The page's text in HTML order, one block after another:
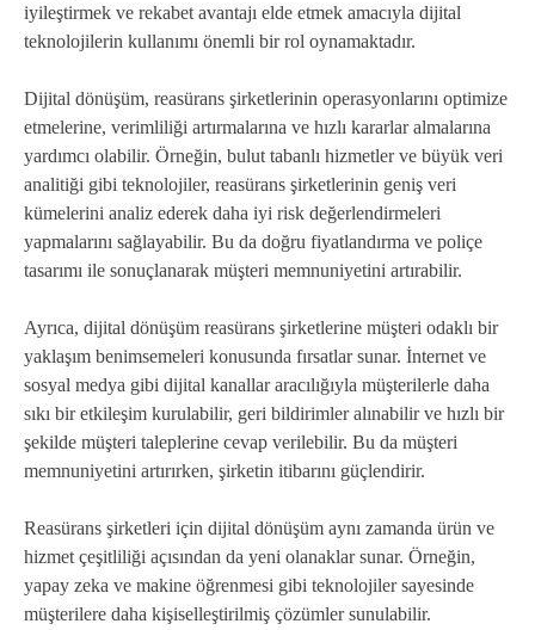
iyileştirmek ve rekabet avantajı elde etmek amacıyla dijital
teknolojilerin kullanımı önemli bir rol oynamaktadır.
Dijital dönüşüm, reasürans şirketlerinin operasyonlarını optimize
etmelerine, verimliliği artırmalarına ve hızlı kararlar almalarına
yardımcı olabilir. Örneğin, bulut tabanlı hizmetler ve büyük veri
analitiği gibi teknolojiler, reasürans şirketlerinin geniş veri
kümelerini analiz ederek daha iyi risk değerlendirmeleri
yapmalarını sağlayabilir. Bu da doğru fiyatlandırma ve poliçe
tasarımı ile sonuçlanarak müşteri memnuniyetini artırabilir.
Ayrıca, dijital dönüşüm reasürans şirketlerine müşteri odaklı bir
yaklaşım benimsemeleri konusunda fırsatlar sunar. İnternet ve
sosyal medya gibi dijital kanallar aracılığıyla müşterilerle daha
sıkı bir etkileşim kurulabilir, geri bildirimler alınabilir ve hızlı bir
şekilde müşteri taleplerine cevap verilebilir. Bu da müşteri
memnuniyetini artırırken, şirketin itibarını güçlendirir.
Reasürans şirketleri için dijital dönüşüm aynı zamanda ürün ve
hizmet çeşitliliği açısından da yeni olanaklar sunar. Örneğin,
yapay zeka ve makine öğrenmesi gibi teknolojiler sayesinde
müşterilere daha kişiselleştirilmiş çözümler sunulabilir.